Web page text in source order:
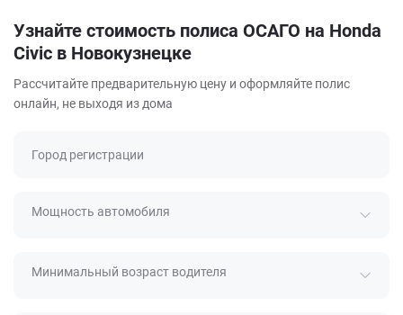
Узнайте стоимость полиса ОСАГО на Honda
Civic в Новокузнецке
Рассчитайте предварительную цену и оформляйте полис
онлайн, не выходя из дома
Город регистрации
Мощность автомобиля
Минимальный возраст водителя